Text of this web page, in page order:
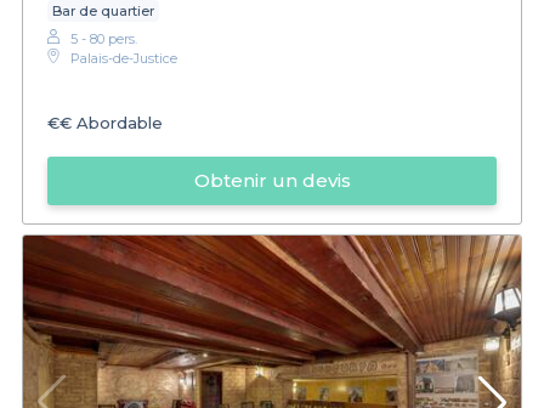
Bar de quartier
5 - 80 pers.
Palais-de-Justice
€€ Abordable
Obtenir un devis